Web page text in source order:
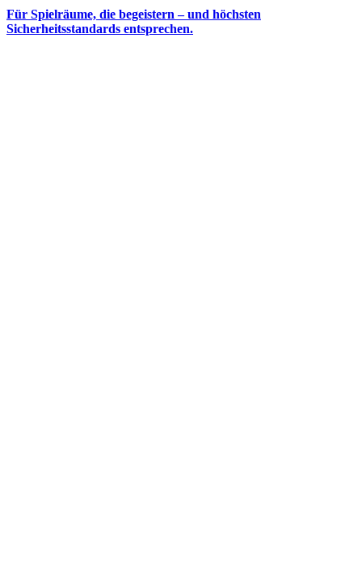
Für Spielräume, die begeistern – und höchsten
Sicherheitsstandards entsprechen.